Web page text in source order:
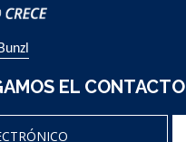
EL CONTACTO